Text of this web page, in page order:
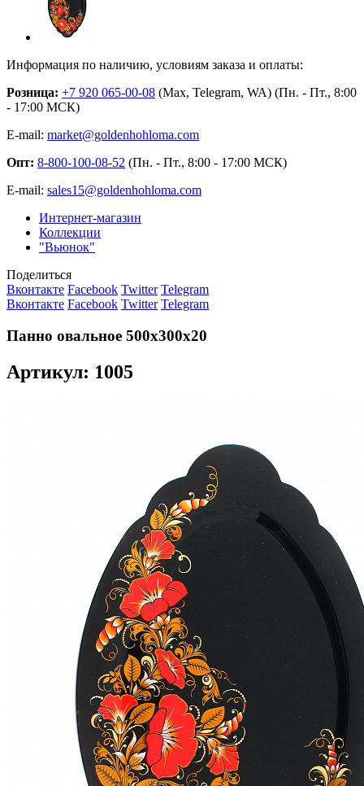
Информация по наличию, условиям заказа и оплаты:
Розница: +7 920 065-00-08 (Max, Telegram, WA) (Пн. - Пт., 8:00
- 17:00 МСК)
E-mail: market@goldenhohloma.com
Опт: 8-800-100-08-52 (Пн. - Пт., 8:00 - 17:00 МСК)
E-mail: sales15@goldenhohloma.com
Интернет-магазин
Коллекции
"Вьюнок"
Поделиться
Вконтакте Facebook Twitter Telegram
Вконтакте Facebook Twitter Telegram
Панно овальное 500х300х20
Артикул: 1005